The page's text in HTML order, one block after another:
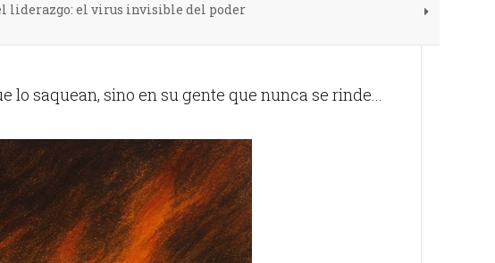
liderazgo: el virus invisible del poder
saquean, sino en su gente que nunca se rinde...